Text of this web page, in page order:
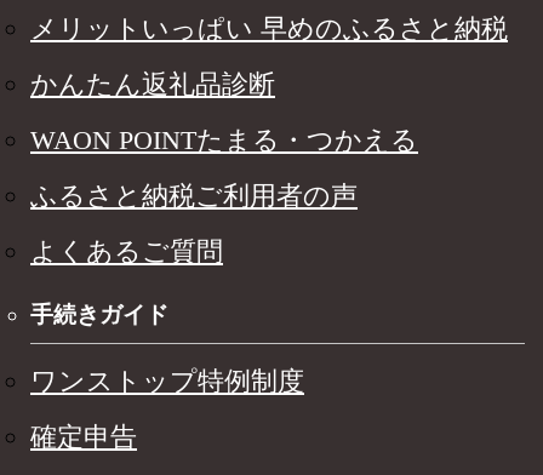
メリットいっぱい 早めのふるさと納税
かんたん返礼品診断
WAON POINTたまる・つかえる
ふるさと納税ご利用者の声
よくあるご質問
手続きガイド
ワンストップ特例制度
確定申告